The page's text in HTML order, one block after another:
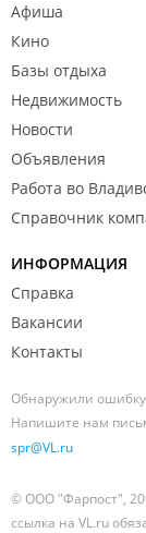
Афиша
Кино
Базы отдыха
Недвижимость
Новости
Объявления
Работа во
Справочник
ИНФОРМАЦИЯ
Справка
Вакансии
Контакты
Обнаружили ошибку
Напишите нам
spr@VL.ru
© ООО "Фарпост",
ссылка на VL.ru